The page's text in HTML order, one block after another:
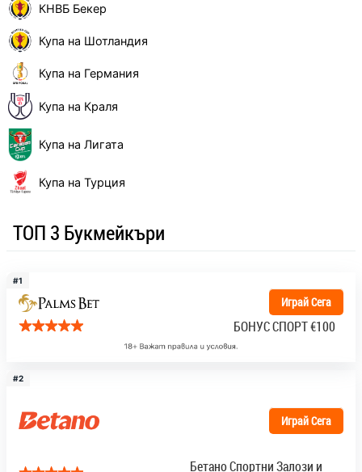
КНВБ Бекер
Купа на Шотландия
Купа на Германия
Купа на Краля
Купа на Лигата
Купа на Турция
ТОП 3 Букмейкъри
#1
Играй Сега
БОНУС СПОРТ€100
#2
Играй Сега
Бетано Спортни Залози и